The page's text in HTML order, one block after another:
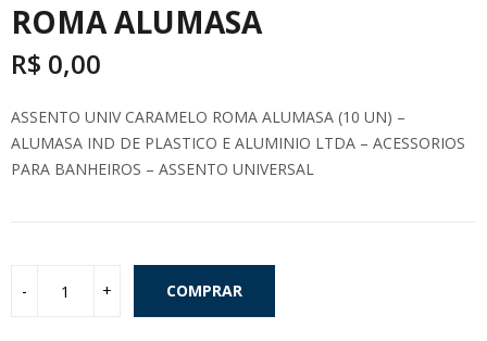
ROMA ALUMASA
R$ 0,00
ASSENTO UNIV CARAMELO ROMA ALUMASA (10 UN) –
ALUMASA IND DE PLASTICO E ALUMINIO LTDA – ACESSORIOS
PARA BANHEIROS – ASSENTO UNIVERSAL
COMPRAR